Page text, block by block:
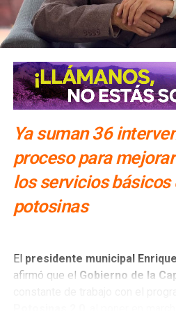
Ya suman 36
proceso para
los servicios
potosinas
El presidente municipal
afirmó que el Gobierno de la